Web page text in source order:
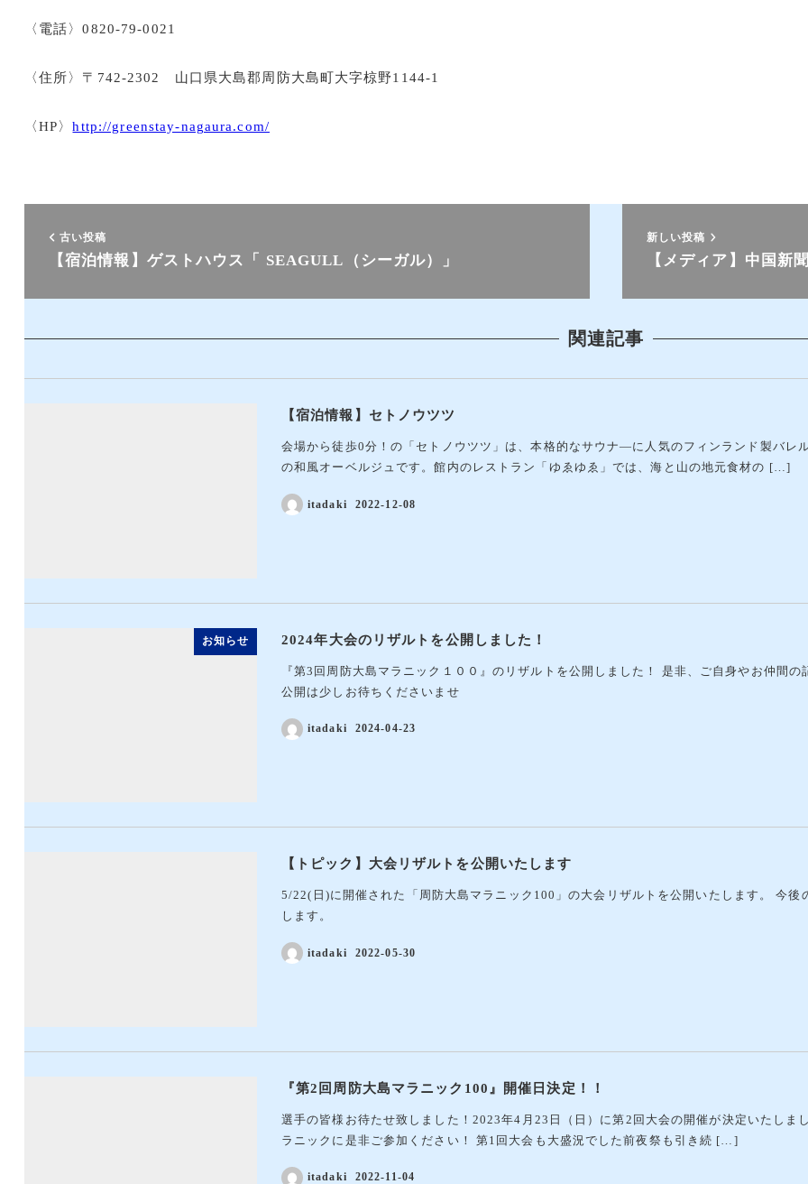
〈電話〉0820-79-0021
〈住所〉〒742-2302 山口県大島郡周防大島町大字椋野1144-1
〈HP〉http://greenstay-nagaura.com/
古い投稿
【宿泊情報】ゲストハウス「 SEAGULL（シーガル）」
新しい投稿
【メディア】中国新
関連記事
【宿泊情報】セトノウツツ
会場から徒歩0分！の「セトノウツツ」は、本格的なサウナ―に人気のフィンランド製バレ
の和風オーベルジュです。館内のレストラン「ゆゑゆゑ」では、海と山の地元食材の […]
itadaki 2022-12-08
お知らせ 2024年大会のリザルトを公開しました！
『第3回周防大島マラニック１００』のリザルトを公開しました！ 是非、ご自身やお仲間
公開は少しお待ちくださいませ
itadaki 2024-04-23
【トピック】大会リザルトを公開いたします
5/22(日)に開催された「周防大島マラニック100」の大会リザルトを公開いたします。 今
します。
itadaki 2022-05-30
『第2回周防大島マラニック100』開催日決定！！
選手の皆様お待たせ致しました！2023年4月23日（日）に第2回大会の開催が決定いたし
ラニックに是非ご参加ください！ 第1回大会も大盛況でした前夜祭も引き続 […]
itadaki 2022-11-04